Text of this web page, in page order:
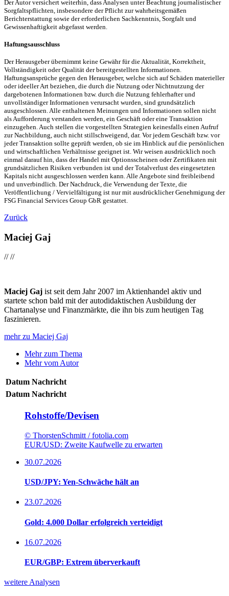
Der Autor versichert weiterhin, dass Analysen unter Beachtung journalistischer
Sorgfaltspflichten, insbesondere der Pflicht zur wahrheitsgemäßen
Berichterstattung sowie der erforderlichen Sachkenntnis, Sorgfalt und
Gewissenhaftigkeit abgefasst werden.
Haftungsausschluss
Der Herausgeber übernimmt keine Gewähr für die Aktualität, Korrektheit,
Vollständigkeit oder Qualität der bereitgestellten Informationen.
Haftungsansprüche gegen den Herausgeber, welche sich auf Schäden materieller
oder ideeller Art beziehen, die durch die Nutzung oder Nichtnutzung der
dargebotenen Informationen bzw. durch die Nutzung fehlerhafter und
unvollständiger Informationen verursacht wurden, sind grundsätzlich
ausgeschlossen. Alle enthaltenen Meinungen und Informationen sollen nicht
als Aufforderung verstanden werden, ein Geschäft oder eine Transaktion
einzugehen. Auch stellen die vorgestellten Strategien keinesfalls einen Aufruf
zur Nachbildung, auch nicht stillschweigend, dar. Vor jedem Geschäft bzw. vor
jeder Transaktion sollte geprüft werden, ob sie im Hinblick auf die persönlichen
und wirtschaftlichen Verhältnisse geeignet ist. Wir weisen ausdrücklich noch
einmal darauf hin, dass der Handel mit Optionsscheinen oder Zertifikaten mit
grundsätzlichen Risiken verbunden ist und der Totalverlust des eingesetzten
Kapitals nicht ausgeschlossen werden kann. Alle Angebote sind freibleibend
und unverbindlich. Der Nachdruck, die Verwendung der Texte, die
Veröffentlichung / Vervielfältigung ist nur mit ausdrücklicher Genehmigung der
FSG Financial Services Group GbR gestattet.
Zurück
Maciej Gaj
////
Maciej Gaj ist seit dem Jahr 2007 im Aktienhandel aktiv und
startete schon bald mit der autodidaktischen Ausbildung der
Chartanalyse und Finanzmärkte, die ihn bis zum heutigen Tag
faszinieren.
mehr zu Maciej Gaj
Mehr zum Thema
Mehr vom Autor
Datum Nachricht
Datum Nachricht
Rohstoffe/Devisen
© ThorstenSchmitt / fotolia.com
EUR/USD: Zweite Kaufwelle zu erwarten
30.07.2026
USD/JPY: Yen-Schwäche hält an
23.07.2026
Gold: 4.000 Dollar erfolgreich verteidigt
16.07.2026
EUR/GBP: Extrem überverkauft
weitere Analysen